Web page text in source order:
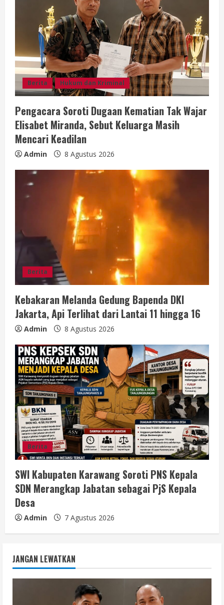
n
g
Berita Hukum dan Kriminal
Pengacara Soroti Dugaan Kematian Tak Wajar
Elisabet Miranda, Sebut Keluarga Masih
Mencari Keadilan
Admin 8 Agustus 2026
Berita
Kebakaran Melanda Gedung Bapenda DKI
Jakarta, Api Terlihat dari Lantai 11 hingga 16
Admin 8 Agustus 2026
Berita
SWI Kabupaten Karawang Soroti PNS Kepala
SDN Merangkap Jabatan sebagai PjS Kepala
Desa
Admin 7 Agustus 2026
JANGAN LEWATKAN